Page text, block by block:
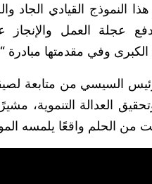
النموذج القيادي
دفع عجلة العمل
وفي مقدمتها
السيسي من متابعة
العدالة التنموية،
من الحلم واقعًا يلمسه